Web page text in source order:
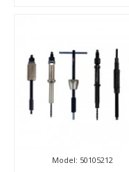
Model: 50105212